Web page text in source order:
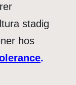
stadig
hos
.